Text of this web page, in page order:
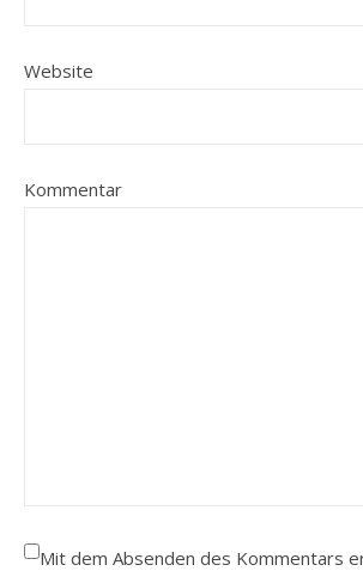
Website
Kommentar
Mit dem Absenden des Kommentars